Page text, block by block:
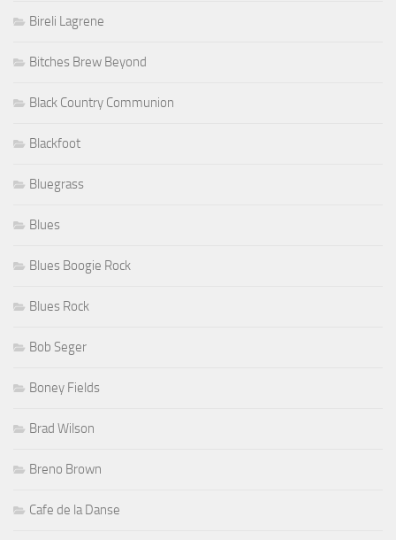
Bireli Lagrene
Bitches Brew Beyond
Black Country Communion
Blackfoot
Bluegrass
Blues
Blues Boogie Rock
Blues Rock
Bob Seger
Boney Fields
Brad Wilson
Breno Brown
Cafe de la Danse